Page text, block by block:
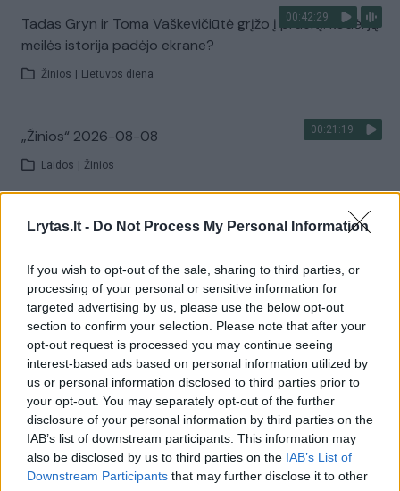
Lrytas.lt - Do Not Process My Personal Information
If you wish to opt-out of the sale, sharing to third parties, or
processing of your personal or sensitive information for
targeted advertising by us, please use the below opt-out
section to confirm your selection. Please note that after your
opt-out request is processed you may continue seeing
interest-based ads based on personal information utilized by
us or personal information disclosed to third parties prior to
your opt-out. You may separately opt-out of the further
disclosure of your personal information by third parties on the
IAB’s list of downstream participants. This information may
also be disclosed by us to third parties on the IAB’s List of
Downstream Participants that may further disclose it to other
00:42:29
Tadas Gryn ir Toma Vaškevičiūtė grįžo į praeitį: kodėl jų
meilės istorija padėjo ekrane?
Žinios Lietuvos diena
00:21:19
„Žinios“ 2026-08-08
Laidos Žinios
Visi įrašai
Žiūrimiausi įrašai
00:00:30
Vaizdai iš tragiškos avarijos Vilniaus r.: dviejų moterų ir
vaiko gyvybių išgelbėti nepavyko
Žinios | Lietuvos diena
00:00:57
Savaitės vidurys nusimato karštas: temperatūra kils iki